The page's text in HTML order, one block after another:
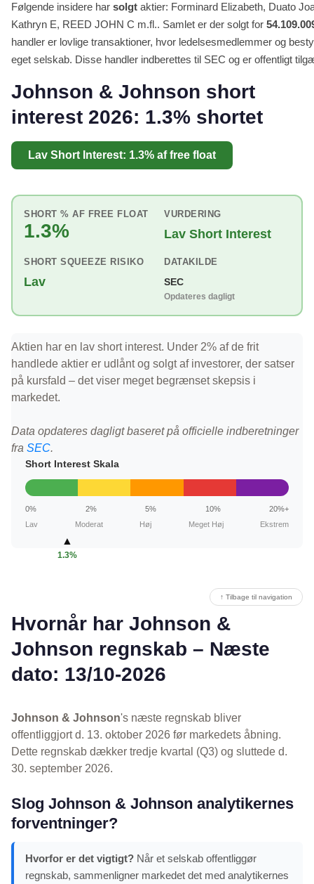
Følgende insidere har solgt aktier: Forminard Elizabeth, Duato
Kathryn E, REED JOHN C m.fl.. Samlet er der solgt for
handler er lovlige transaktioner, hvor ledelsesmedlemmer og
eget selskab. Disse handler indberettes til SEC og er offentligt
Johnson & Johnson short
interest 2026: 1.3% shortet
Lav Short Interest: 1.3% af free float
SHORT % AF FREE FLOAT
1.3%
VURDERING
Lav Short Interest
SHORT SQUEEZE RISIKO
Lav
DATAKILDE
SEC
Opdateres dagligt
Aktien har en lav short interest. Under 2% af de frit
handlede aktier er udlånt og solgt af investorer, der satser
på kursfald – det viser meget begrænset skepsis i
markedet.
Data opdateres dagligt baseret på officielle indberetninger
fra SEC.
Short Interest Skala
0% 2% 5% 10%
20%+
Lav
Moderat Høj Meget Høj Ekstrem
▲
1.3%
↑ Tilbage til navigation
Hvornår har Johnson &
Johnson regnskab – Næste
dato: 13/10-2026
Johnson & Johnson's næste regnskab bliver
offentliggjort d. 13. oktober 2026 før markedets åbning.
Dette regnskab dækker tredje kvartal (Q3) og sluttede d.
30. september 2026.
Slog Johnson & Johnson analytikernes
forventninger?
Hvorfor er det vigtigt? Når et selskab offentliggør
regnskab, sammenligner markedet det med analytikernes